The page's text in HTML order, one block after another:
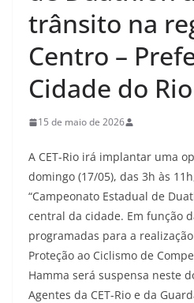
trânsito na
Centro –
Cidade do
15 de maio de 2026
A CET-Rio irá implantar uma
domingo (17/05), das 3h às
“Campeonato Estadual de
central da cidade. Em função
programadas para a
Proteção ao Ciclismo de
Hamma será suspensa neste
Agentes da CET-Rio e da